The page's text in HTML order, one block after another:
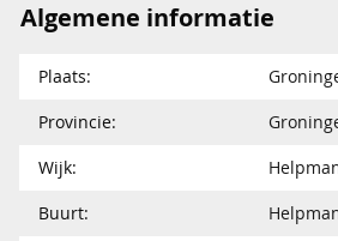
Algemene informatie
Plaats:
Provincie:
Wijk:
Buurt: